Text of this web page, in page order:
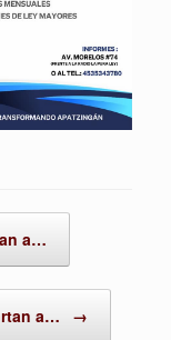
a…
a… →